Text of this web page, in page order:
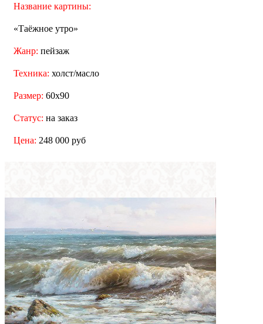
Название картины:
«Таёжное утро»
Жанр: пейзаж
Техника: холст/масло
Размер: 60x90
Статус: на заказ
Цена: 248 000 руб